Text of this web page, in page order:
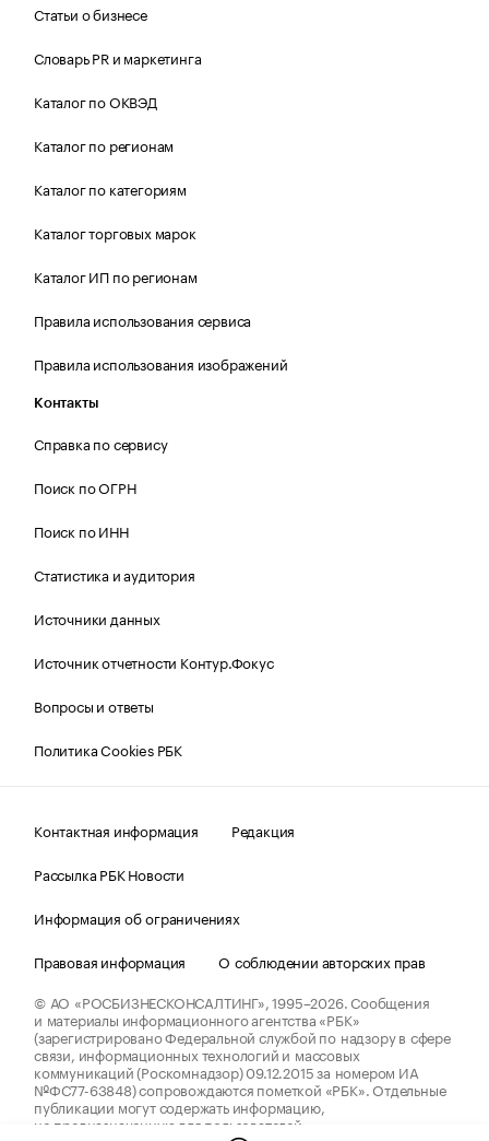
Статьи о бизнесе
Словарь PR и маркетинга
Каталог по ОКВЭД
Каталог по регионам
Каталог по категориям
Каталог торговых марок
Каталог ИП по регионам
Правила использования сервиса
Правила использования изображений
Контакты
Справка по сервису
Поиск по ОГРН
Поиск по ИНН
Статистика и аудитория
Источники данных
Источник отчетности Контур.Фокус
Вопросы и ответы
Политика Cookies РБК
Контактная информация
Редакция
Рассылка РБК Новости
Информация об ограничениях
Правовая информация
О соблюдении авторских прав
© АО «РОСБИЗНЕСКОНСАЛТИНГ»,1995–2026.Сообщения
и материалы информационного агентства «РБК»
(зарегистрировано Федеральной службой по надзору в сфере
связи, информационных технологий и массовых
коммуникаций (Роскомнадзор) 09.12.2015 за номером ИА
№ФС77-63848) сопровождаются пометкой «РБК». Отдельные
публикации могут содержать информацию,
не предназначенную для пользователей